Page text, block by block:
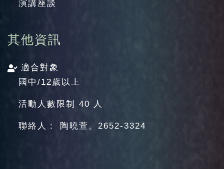
演講座談
其他資訊
適合對象
國中/12歲以上
活動人數限制 40 人
聯絡人： 陶曉萱。2652-3324